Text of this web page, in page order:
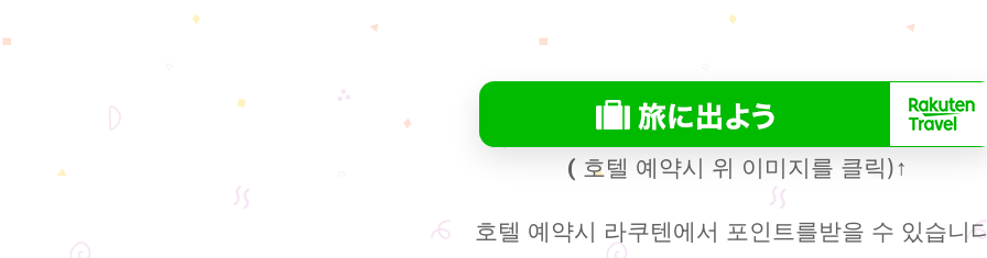
( 호텔 예약시 위 이미지를 클릭)↑
호텔 예약시 라쿠텐에서 포인트를받을 수 있습니